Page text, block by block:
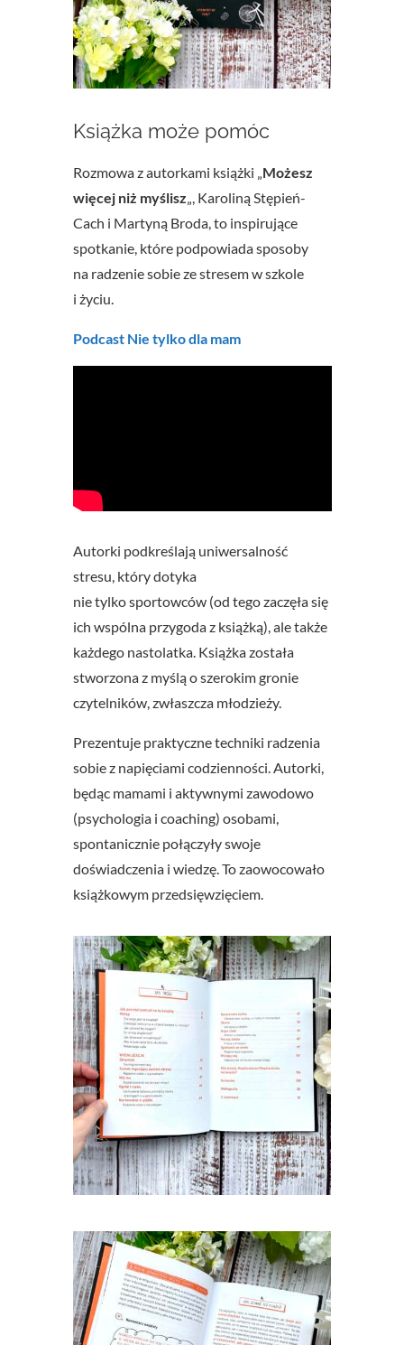
Książka może pomóc
Rozmowa z autorkami książki „Możesz
więcej niż myślisz„, Karoliną Stępień-
Cach i Martyną Broda, to inspirujące
spotkanie, które podpowiada sposoby
na radzenie sobie ze stresem w szkole
i życiu.
Podcast Nie tylko dla mam
Autorki podkreślają uniwersalność
stresu, który dotyka
nie tylko sportowców (od tego zaczęła się
ich wspólna przygoda z książką), ale także
każdego nastolatka. Książka została
stworzona z myślą o szerokim gronie
czytelników, zwłaszcza młodzieży.
Prezentuje praktyczne techniki radzenia
sobie z napięciami codzienności. Autorki,
będąc mamami i aktywnymi zawodowo
(psychologia i coaching) osobami,
spontanicznie połączyły swoje
doświadczenia i wiedzę. To zaowocowało
książkowym przedsięwzięciem.